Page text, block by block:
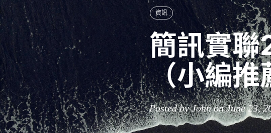
資訊
簡訊實
（小編推
Posted by John on June 23,